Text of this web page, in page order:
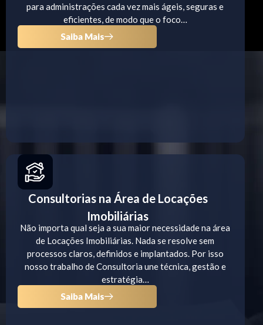
para administrações cada vez mais ágeis, seguras e
eficientes, de modo que o foco…
Saiba Mais
Consultorias na Área de Locações
Imobiliárias
Não importa qual seja a sua maior necessidade na área
de Locações Imobiliárias. Nada se resolve sem
processos claros, definidos e implantados. Por isso
nosso trabalho de Consultoria une técnica, gestão e
estratégia…
Saiba Mais